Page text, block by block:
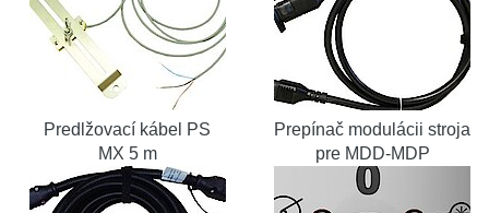
Predlžovací kábel PS
MX 5 m
Prepínač modulácii stroja
pre MDD-MDP